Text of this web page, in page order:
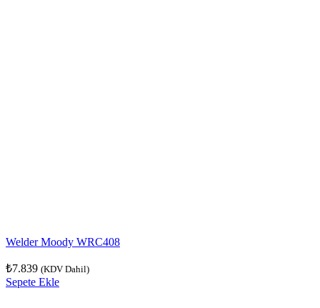
Welder Moody WRC408
₺7.839 (KDV Dahil)
Sepete Ekle